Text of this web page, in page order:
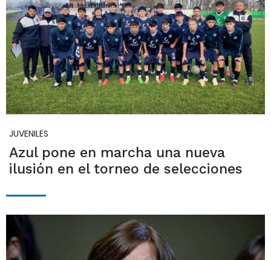
JUVENILES
Azul pone en marcha una nueva
ilusión en el torneo de selecciones